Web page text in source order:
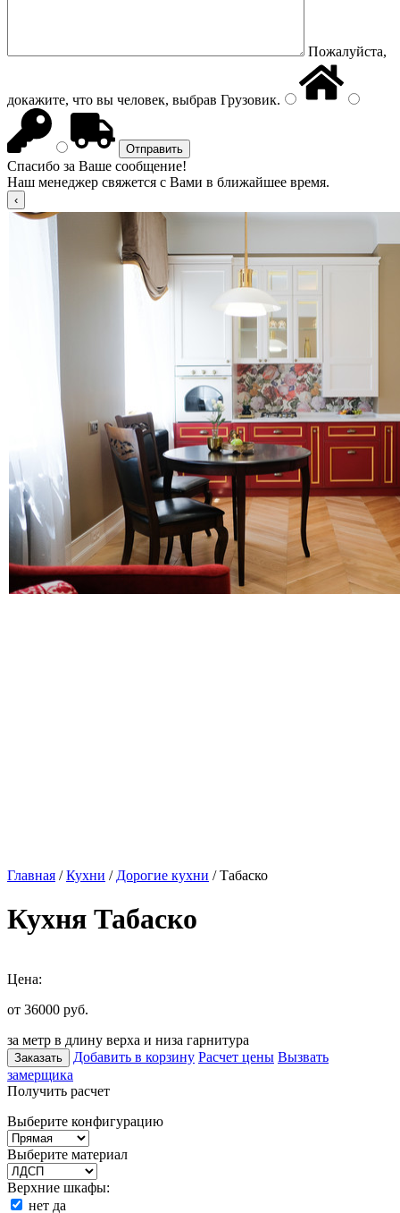
Пожалуйста,
докажите, что вы человек, выбрав Грузовик.
Спасибо за Ваше сообщение!
Наш менеджер свяжется с Вами в ближайшее время.
Главная /Кухни / Дорогие кухни / Табаско
Кухня Табаско
Цена:
от 36000 руб.
за метр в длину верха и низа гарнитура
Заказать Добавить в корзину Расчет цены Вызвать
замерщика
Получить расчет
Выберите конфигурацию
Выберите материал
Верхние шкафы:
нет да